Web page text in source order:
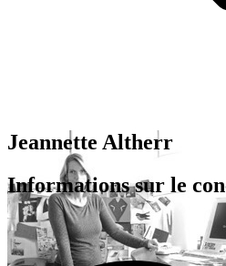
Jeannette Altherr
Informations sur le